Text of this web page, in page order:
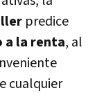
predice
a la renta, al
cualquier